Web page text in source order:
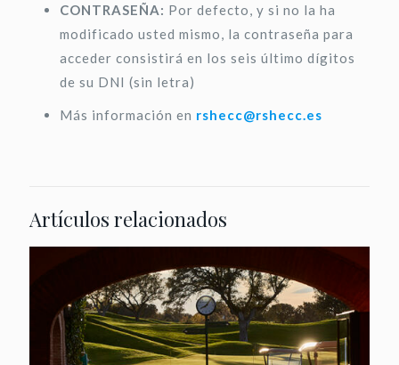
CONTRASEÑA: Por defecto, y si no la ha
modificado usted mismo, la contraseña para
acceder consistirá en los seis último dígitos
de su DNI (sin letra)
Más información en rshecc@rshecc.es
Artículos relacionados